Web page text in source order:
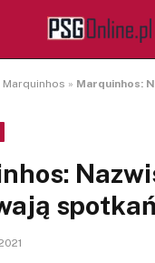
Marquinhos » Marquinhos:
spotkań